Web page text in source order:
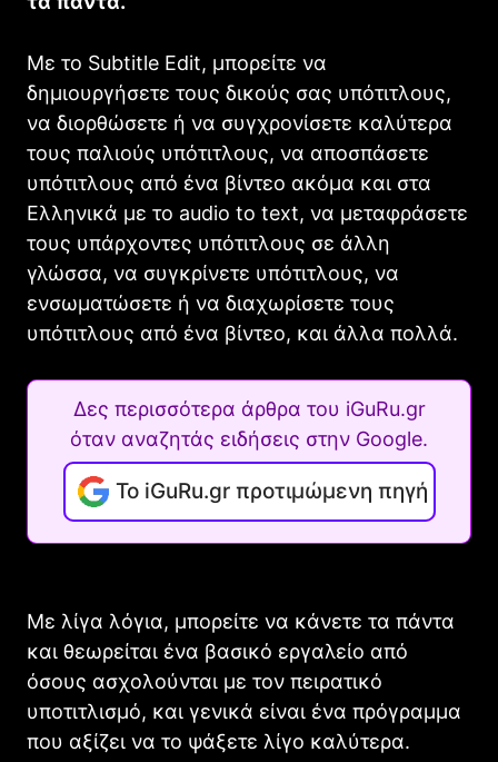
Με το Subtitle Edit, μπορείτε να
δημιουργήσετε τους δικούς σας υπότιτλους,
να διορθώσετε ή να συγχρονίσετε καλύτερα
τους παλιούς υπότιτλους, να αποσπάσετε
υπότιτλους από ένα βίντεο ακόμα και στα
Ελληνικά με το audio to text, να μεταφράσετε
τους υπάρχοντες υπότιτλους σε άλλη
γλώσσα, να συγκρίνετε υπότιτλους, να
ενσωματώσετε ή να διαχωρίσετε τους
υπότιτλους από ένα βίντεο, και άλλα πολλά.
Δες περισσότερα άρθρα του iGuRu.gr
όταν αναζητάς ειδήσεις στην Google.
Το iGuRu.gr προτιμώμενη πηγή
Με λίγα λόγια, μπορείτε να κάνετε τα πάντα
και θεωρείται ένα βασικό εργαλείο από
όσους ασχολούνται με τον πειρατικό
υποτιτλισμό, και γενικά είναι ένα πρόγραμμα
που αξίζει να το ψάξετε λίγο καλύτερα.